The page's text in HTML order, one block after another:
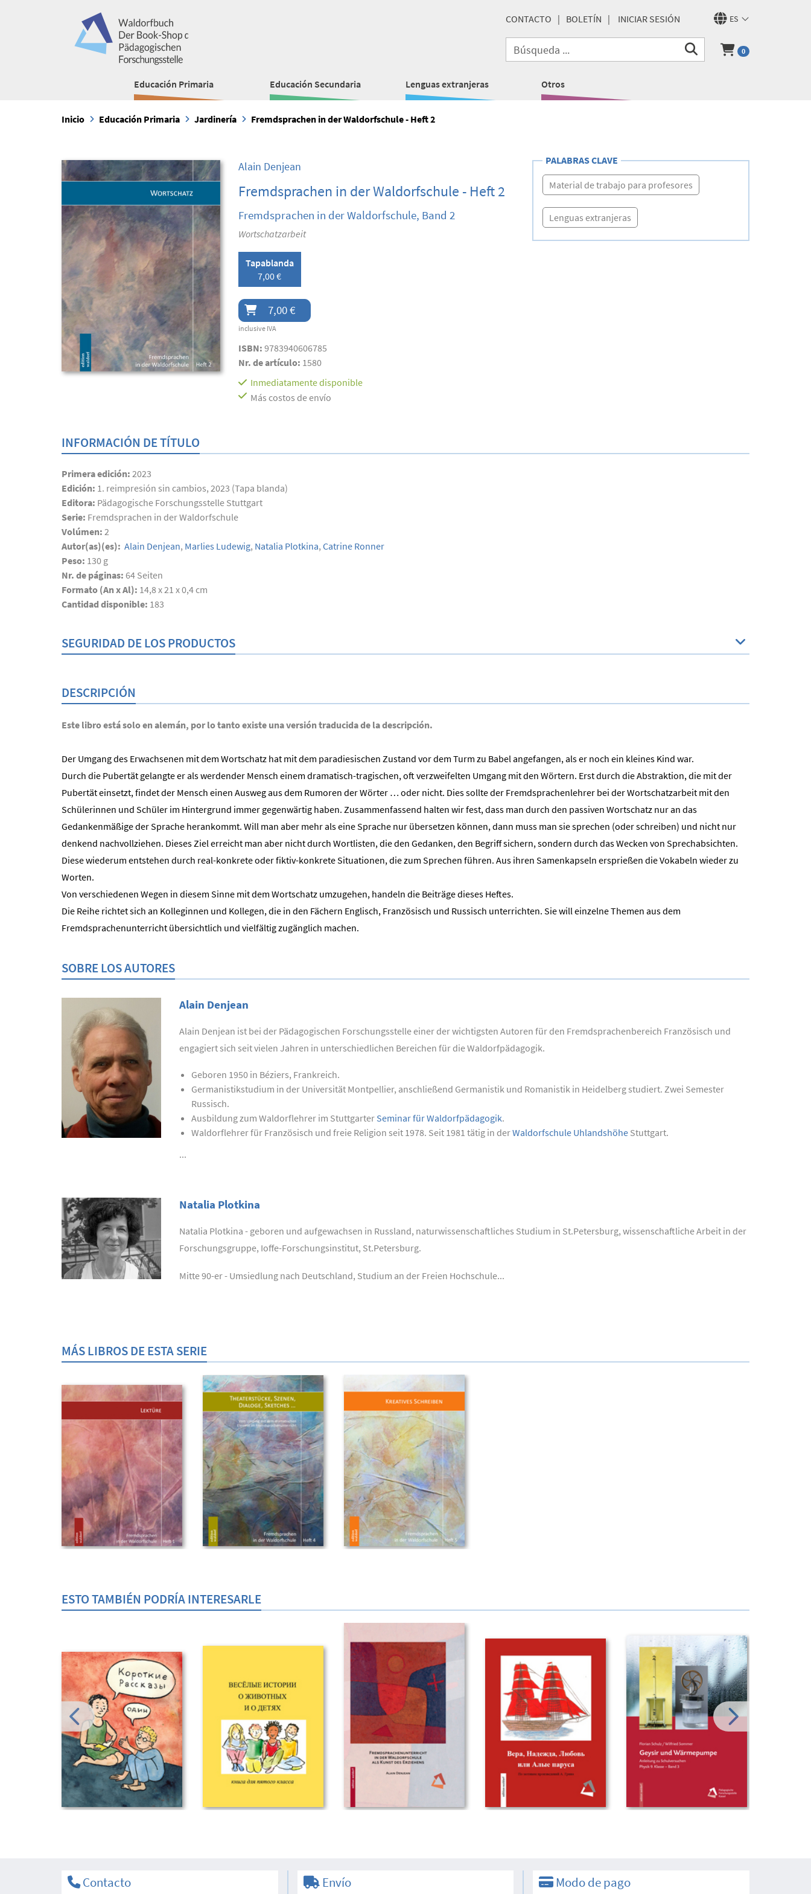
ES
CONTACTO BOLETÍN INICIAR SESIÓN
0
Educación Primaria Educación Secundaria Lenguas extranjeras Otros
Inicio Educación Primaria Jardinería Fremdsprachen in der Waldorfschule - Heft 2
Alain Denjean
Fremdsprachen in der Waldorfschule - Heft 2
Fremdsprachen in der Waldorfschule, Band 2
Wortschatzarbeit
Tapablanda
7,00 €
7,00 €
inclusive IVA
ISBN: 9783940606785
Nr. de artículo: 1580
Inmediatamente disponible
Más costos de envío
PALABRAS CLAVE
Material de trabajo para profesores
Lenguas extranjeras
INFORMACIÓN DE TÍTULO
Primera edición: 2023
Edición: 1. reimpresión sin cambios, 2023 (Tapa blanda)
Editora: Pädagogische Forschungsstelle Stuttgart
Serie: Fremdsprachen in der Waldorfschule
Volúmen: 2
Autor(as)(es): Alain Denjean, Marlies Ludewig, Natalia Plotkina, Catrine Ronner
Peso: 130 g
Nr. de páginas: 64 Seiten
Formato (An x Al): 14,8 x 21 x 0,4 cm
Cantidad disponible: 183
SEGURIDAD DE LOS PRODUCTOS
DESCRIPCIÓN
Este libro está solo en alemán, por lo tanto existe una versión traducida de la descripción.
Der Umgang des Erwachsenen mit dem Wortschatz hat mit dem paradiesischen Zustand vor dem Turm zu Babel angefangen, als er noch ein kleines Kind war.
Durch die Pubertät gelangte er als werdender Mensch einem dramatisch-tragischen, oft verzweifelten Umgang mit den Wörtern. Erst durch die Abstraktion, die mit der
Pubertät einsetzt, findet der Mensch einen Ausweg aus dem Rumoren der Wörter … oder nicht. Dies sollte der Fremdsprachenlehrer bei der Wortschatzarbeit mit den
Schülerinnen und Schüler im Hintergrund immer gegenwärtig haben. Zusammenfassend halten wir fest, dass man durch den passiven Wortschatz nur an das
Gedankenmäßige der Sprache herankommt. Will man aber mehr als eine Sprache nur übersetzen können, dann muss man sie sprechen (oder schreiben) und nicht nur
denkend nachvollziehen. Dieses Ziel erreicht man aber nicht durch Wortlisten, die den Gedanken, den Begriff sichern, sondern durch das Wecken von Sprechabsichten.
Diese wiederum entstehen durch real-konkrete oder fiktiv-konkrete Situationen, die zum Sprechen führen. Aus ihren Samenkapseln ersprießen die Vokabeln wieder zu
Worten.
Von verschiedenen Wegen in diesem Sinne mit dem Wortschatz umzugehen, handeln die Beiträge dieses Heftes.
Die Reihe richtet sich an Kolleginnen und Kollegen, die in den Fächern Englisch, Französisch und Russisch unterrichten. Sie will einzelne Themen aus dem
Fremdsprachenunterricht übersichtlich und vielfältig zugänglich machen.
SOBRE LOS AUTORES
Alain Denjean
Alain Denjean ist bei der Pädagogischen Forschungsstelle einer der wichtigsten Autoren für den Fremdsprachenbereich Französisch und
engagiert sich seit vielen Jahren in unterschiedlichen Bereichen für die Waldorfpädagogik.
Geboren 1950 in Béziers, Frankreich.
Germanistikstudium in der Universität Montpellier, anschließend Germanistik und Romanistik in Heidelberg studiert. Zwei Semester
Russisch.
Ausbildung zum Waldorflehrer im Stuttgarter Seminar für Waldorfpädagogik.
Waldorflehrer für Französisch und freie Religion seit 1978. Seit 1981 tätig in derWaldorfschule Uhlandshöhe Stuttgart.
...
Natalia Plotkina
Natalia Plotkina - geboren und aufgewachsen in Russland, naturwissenschaftliches Studium in St.Petersburg, wissenschaftliche Arbeit in der
Forschungsgruppe, Ioffe-Forschungsinstitut, St.Petersburg.
Mitte 90-er - Umsiedlung nach Deutschland, Studium an der Freien Hochschule...
MÁS LIBROS DE ESTA SERIE
ESTO TAMBIÉN PODRÍA INTERESARLE
Contacto Envío Modo de pago